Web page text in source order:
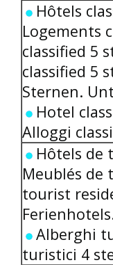
Hôtels
Logements
classified 5
classified 5
Sternen.
Hotel
Alloggi
Hôtels de
Meublés de
tourist
Alberghi
turistici 4